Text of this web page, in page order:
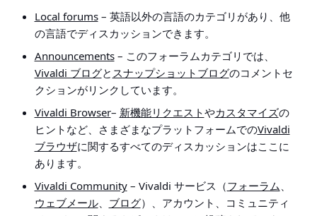
Local forums– 英語以外の言語のカテゴリがあり、他
の言語でディスカッションできます。
Announcements– このフォーラムカテゴリでは、
Vivaldi ブログと スナップショットブログのコメントセ
クションがリンクしています。
Vivaldi Browser– 新機能リクエストやカスタマイズの
ヒントなど、さまざまなプラットフォームでのVivaldi
ブラウザに関するすべてのディスカッションはここに
あります。
Vivaldi Community– Vivaldi サービス（フォーラム、
ウェブメール、 ブログ）、アカウント、コミュニティ